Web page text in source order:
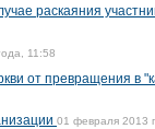
раскаяния
11:58
от превращения в
01 февраля 2013